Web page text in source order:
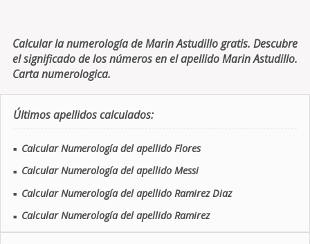
Calcular la numerología de Marin Astudillo gratis. Descubre
el significado de los números en el apellido Marin Astudillo.
Carta numerologica.
Últimos apellidos calculados:
■ Calcular Numerología del apellido Flores
■ Calcular Numerología del apellido Messi
■ Calcular Numerología del apellido Ramirez Diaz
■ Calcular Numerología del apellido Ramirez